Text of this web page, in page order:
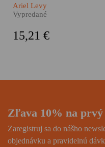
zachytáva nielen vlastný
ale aj našu komplikovanú
láske i obrovských stratách,
Ariel Levy
Vypredané
15,21 €
Zľava 10% na prvý
Zaregistruj sa do nášho
objednávku a pravidelnú